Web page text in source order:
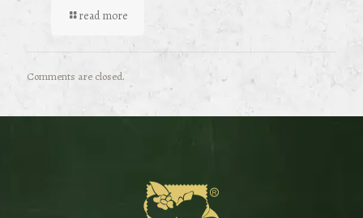
read more
Comments are closed.